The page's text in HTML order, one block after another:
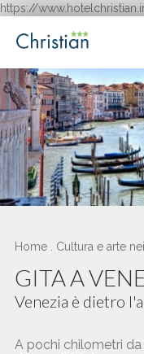
https://
Home. Cultura e arte
GITA A
Venezia è dietro
A pochi chilometri